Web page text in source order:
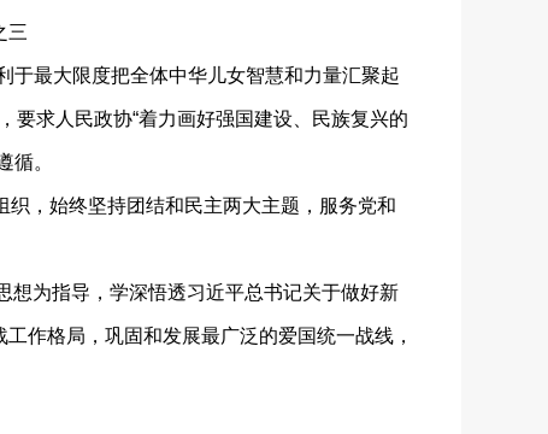
三
最大限度把全体中华儿女智慧和力量汇聚起
要求人民政协“着力画好强国建设、民族复兴的
循。
，始终坚持团结和民主两大主题，服务党和
为指导，学深悟透习近平总书记关于做好新
作格局，巩固和发展最广泛的爱国统一战线，